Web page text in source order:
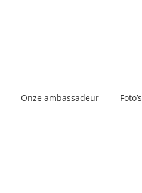
Onze ambassadeur Foto’s